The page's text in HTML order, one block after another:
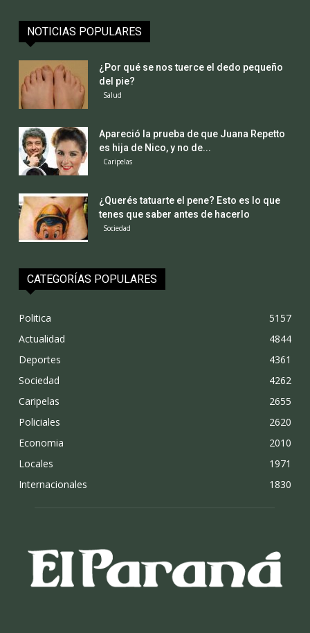
NOTICIAS POPULARES
¿Por qué se nos tuerce el dedo pequeño
del pie?
Salud
Apareció la prueba de que Juana Repetto
es hija de Nico, y no de...
Caripelas
¿Querés tatuarte el pene? Esto es lo que
tenes que saber antes de hacerlo
Sociedad
CATEGORÍAS POPULARES
Politica
5157
Actualidad
4844
Deportes
4361
Sociedad
4262
Caripelas
2655
Policiales
2620
Economia
2010
Locales
1971
Internacionales
1830